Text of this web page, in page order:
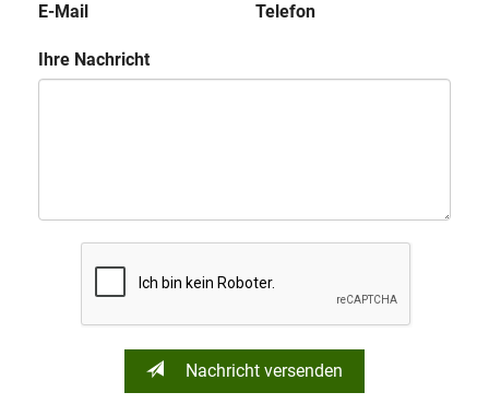
E-Mail Telefon
Ihre Nachricht
Nachricht versenden